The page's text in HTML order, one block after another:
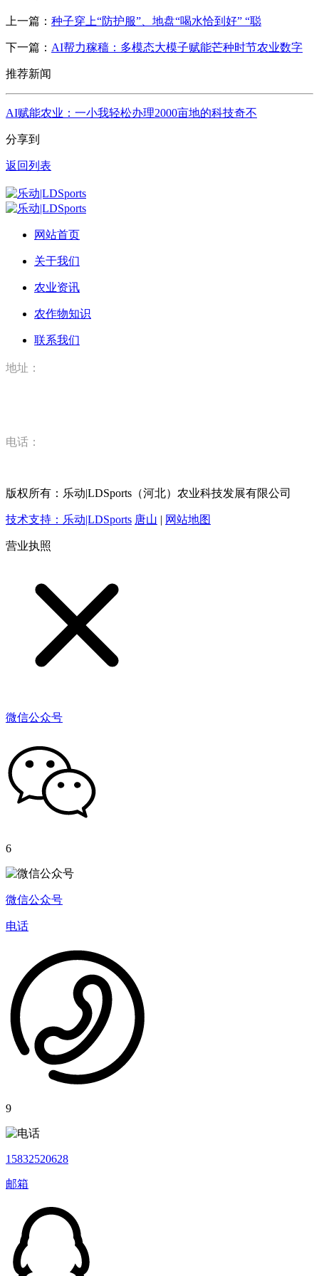
上一篇： 种子穿上“防护服”、地盘“喝水恰到好” “聪
下一篇： AI帮力稼穑：多模态大模子赋能芒种时节农业数字
推荐新闻
AI赋能农业：一小我轻松办理2000亩地的科技奇不
分享到
返回列表
网站首页
关于我们
农业资讯
农作物知识
联系我们
地址：
电话：
版权所有：乐动|LDSports（河北）农业科技发展有限公司
技术支持：乐动|LDSports 唐山 | 网站地图
营业执照
微信公众号
6
微信公众号
电话
9
15832520628
邮箱